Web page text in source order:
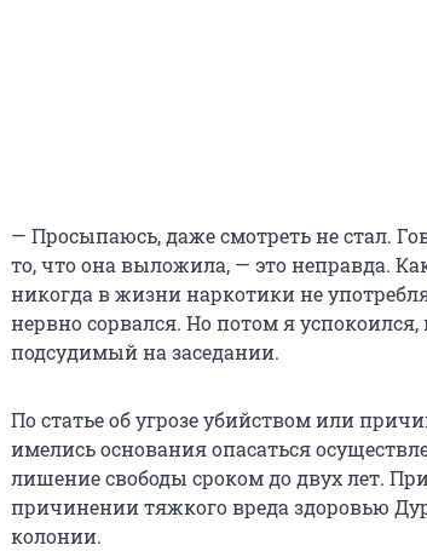
— Просыпаюсь, даже смотреть не стал.
то, что она выложила, — это неправда.
никогда в жизни наркотики не
нервно сорвался. Но потом я
подсудимый на заседании.
По статье об угрозе убийством или
имелись основания опасаться
лишение свободы сроком до двух лет.
причинении тяжкого вреда здоровью
колонии.